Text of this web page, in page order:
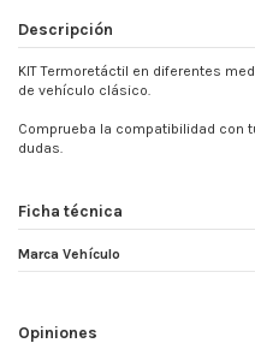
Descripción
KIT Termoretáctil en diferentes
de vehículo clásico.
Comprueba la compatibilidad con
dudas.
Ficha técnica
Marca Vehículo
Opiniones